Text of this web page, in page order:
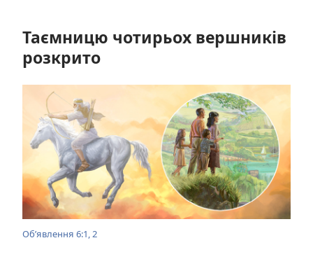
Таємницю чотирьох вершників
розкрито
Об’явлення 6:1, 2